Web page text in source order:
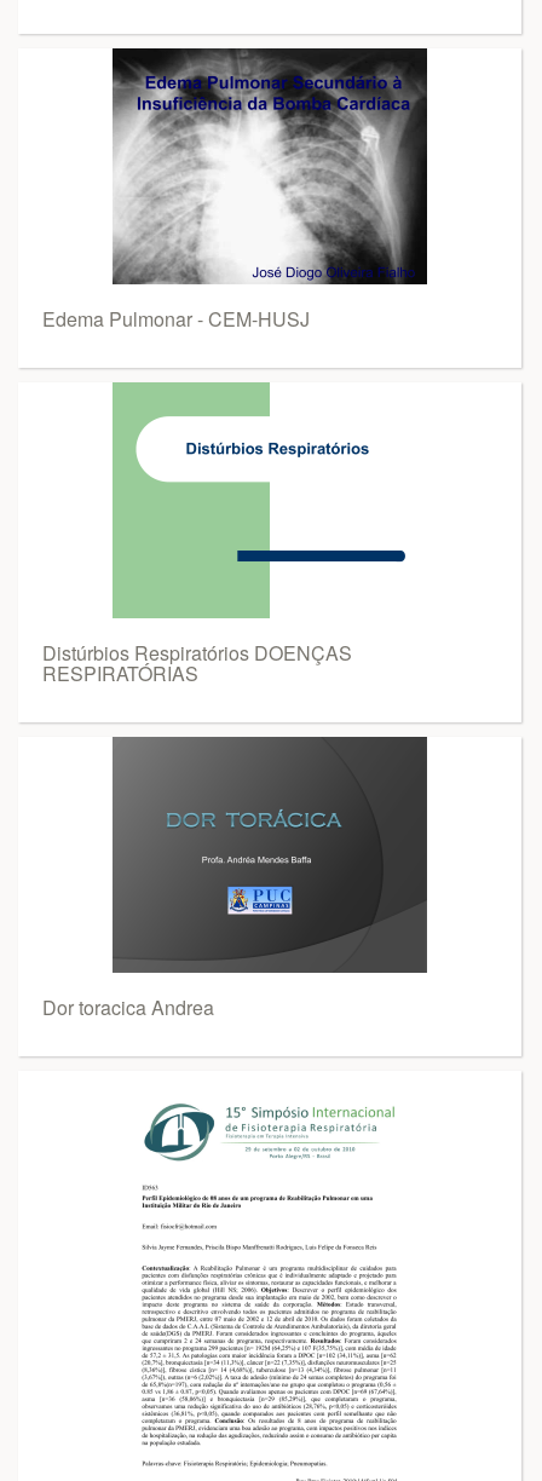
Edema Pulmonar - CEM-HUSJ
Distúrbios Respiratórios DOENÇAS
RESPIRATÓRIAS
Dor toracica Andrea